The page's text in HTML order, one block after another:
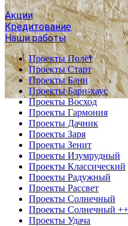
Акции
Кредитование
Наши работы
Проекты Полёт
Проекты Старт
Проекты Бани
Проекты Барн-хаус
Проекты Восход
Проекты Гармония
Проекты Дачник
Проекты Заря
Проекты Зенит
Проекты Изумрудный
Проекты Классический
Проекты Радужный
Проекты Рассвет
Проекты Солнечный
Проекты Солнечный ++
Проекты Удача